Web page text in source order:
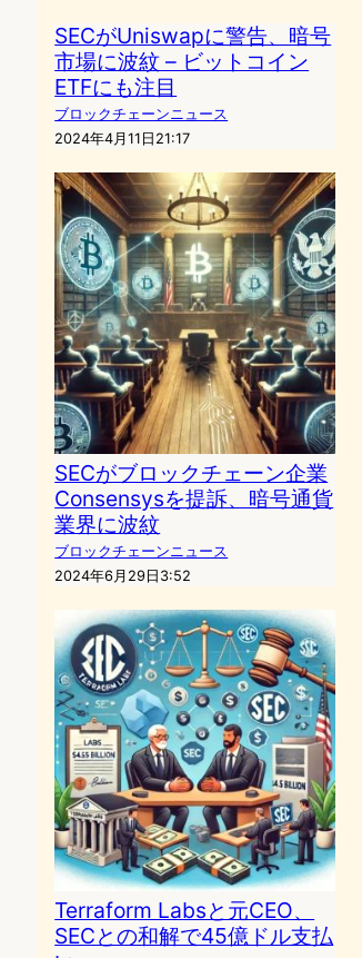
SECがUniswapに警告、暗号
市場に波紋 – ビットコイン
ETFにも注目
ブロックチェーンニュース
2024年4月11日21:17
SECがブロックチェーン企業
Consensysを提訴、暗号通貨
業界に波紋
ブロックチェーンニュース
2024年6月29日3:52
Terraform Labsと元CEO、
SECとの和解で45億ドル支払